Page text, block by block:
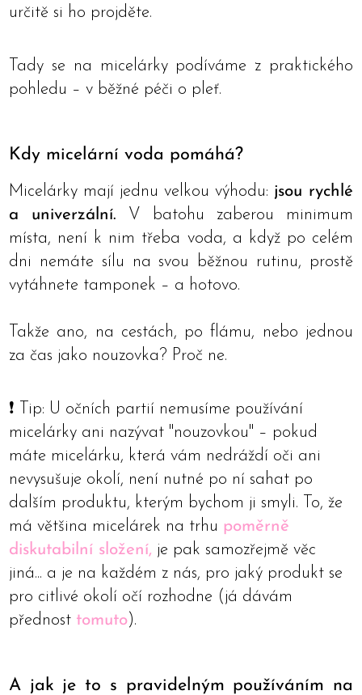
určitě si ho projděte.
Tady se na micelárky podíváme z praktického
pohledu – v běžné péči o pleť.
Kdy micelární voda pomáhá?
Micelárky mají jednu velkou výhodu: jsou rychlé
a univerzální. V batohu zaberou minimum
místa, není k nim třeba voda, a když po celém
dni nemáte sílu na svou běžnou rutinu, prostě
vytáhnete tamponek – a hotovo.
Takže ano, na cestách, po flámu, nebo jednou
za čas jako nouzovka? Proč ne.
❗ Tip: U očních partií nemusíme používání
micelárky ani nazývat "nouzovkou" – pokud
máte micelárku, která vám nedráždí oči ani
nevysušuje okolí, není nutné po ní sahat po
dalším produktu, kterým bychom ji smyli. To, že
má většina micelárek na trhu poměrně
diskutabilní složení, je pak samozřejmě věc
jiná... a je na každém z nás, pro jaký produkt se
pro citlivé okolí očí rozhodne (já dávám
přednost tomuto).
A jak je to s pravidelným používáním na